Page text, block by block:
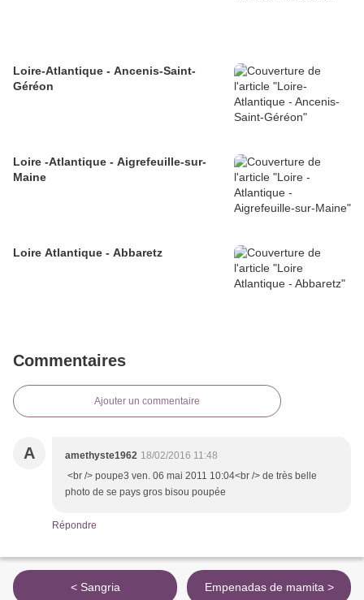
Loire-Atlantique - Ancenis-Saint-
Géréon
Loire -Atlantique - Aigrefeuille-sur-
Maine
Loire Atlantique - Abbaretz
Commentaires
Ajouter un commentaire
A amethyste1962 18/02/2016 11:48
<br /> poupe3 ven. 06 mai 2011 10:04<br /> de très belle
photo de se pays gros bisou poupée
Répondre
< Sangria Empenadas de mamita >